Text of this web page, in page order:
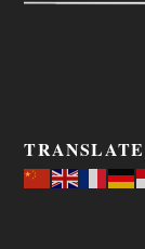
TRANSLATE